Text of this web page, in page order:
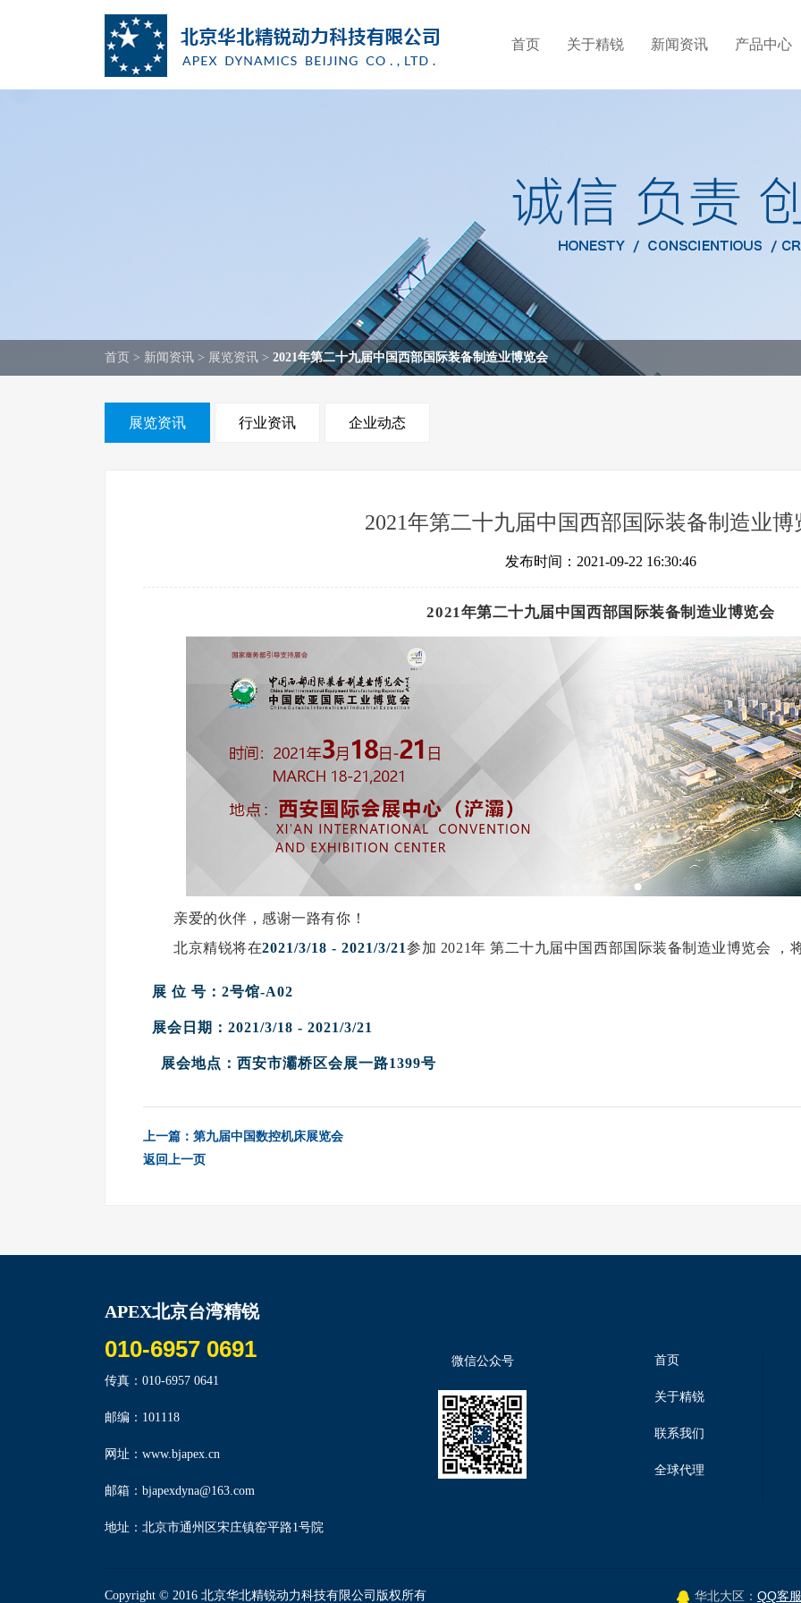
首页 关于精锐 新闻资讯 产品中心
首页 > 新闻资讯 > 展览资讯 > 2021年第二十九届中国西部国际装备制造业博览会
展览资讯 行业资讯 企业动态
2021年第二十九届中国西部国际装备制造业博
发布时间：2021-09-22 16:30:46
2021年第二十九届中国西部国际装备制造业博览会
亲爱的伙伴，感谢一路有你！
北京精锐将在2021/3/18 - 2021/3/21参加 2021年 第二十九届中国西部国际装备制造业博览会 ，
展 位 号： 2号馆-A02
展会日期： 2021/3/18 - 2021/3/21
展会地点：西安市灞桥区会展一路1399号
上一篇：第九届中国数控机床展览会
返回上一页
APEX北京台湾精锐
010-6957 0691
传真：010-6957 0641
邮编：101118
网址：www.bjapex.cn
邮箱：bjapexdyna@163.com
地址：北京市通州区宋庄镇窑平路1号院
微信公众号 首页
关于精锐
联系我们
全球代理
Copyright © 2016 北京华北精锐动力科技有限公司版权所有 华北大区： QQ客服